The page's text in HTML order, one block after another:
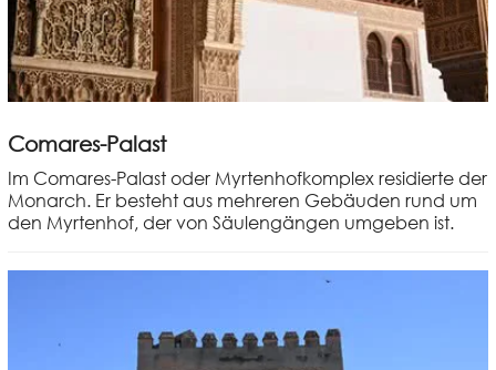
Comares-Palast
Im Comares-Palast oder Myrtenhofkomplex residierte der
Monarch. Er besteht aus mehreren Gebäuden rund um
den Myrtenhof, der von Säulengängen umgeben ist.